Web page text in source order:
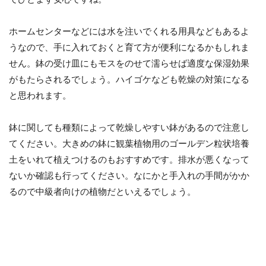
ホームセンターなどには水を注いでくれる用具などもあるよ
うなので、手に入れておくと育て方が便利になるかもしれま
せん。鉢の受け皿にもモスをのせて濡らせば適度な保湿効果
がもたらされるでしょう。ハイゴケなども乾燥の対策になる
と思われます。
鉢に関しても種類によって乾燥しやすい鉢があるので注意し
てください。大きめの鉢に観葉植物用のゴールデン粒状培養
土をいれて植えつけるのもおすすめです。排水が悪くなって
ないか確認も行ってください。なにかと手入れの手間がかか
るので中級者向けの植物だといえるでしょう。